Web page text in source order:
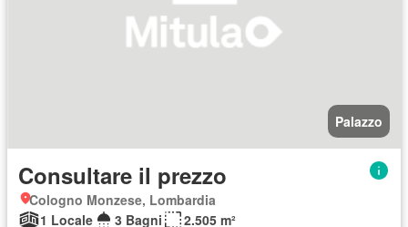
Palazzo
Consultare il prezzo
Cologno Monzese, Lombardia
1 Locale
3 Bagni
2.505 m²